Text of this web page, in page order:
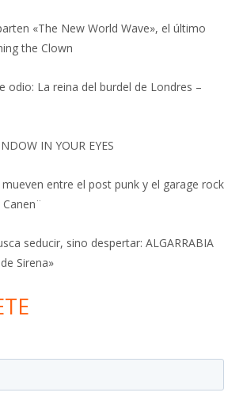
«The New World Wave», el último
the Clown
odio: La reina del burdel de Londres –
IN YOUR EYES
mueven entre el post punk y el garage rock
seducir, sino despertar: ALGARRABIA
Sirena»